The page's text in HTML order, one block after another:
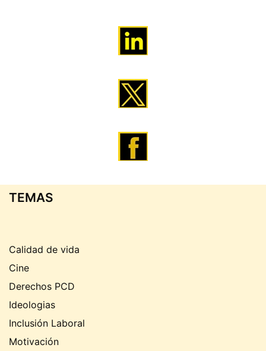
TEMAS
Calidad de vida
Cine
Derechos PCD
Ideologias
Inclusión Laboral
Motivación